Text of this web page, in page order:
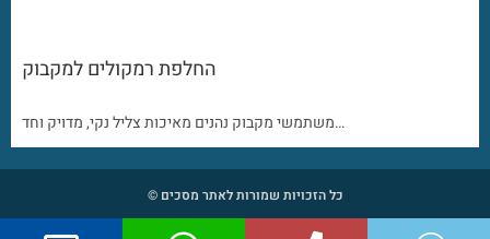
החלפת רמקולים למקבוק
משתמשי מקבוק נהנים מאיכות צליל נקי, מדויק וחד…
כל הזכויות שמורות לאתר מסכים ©